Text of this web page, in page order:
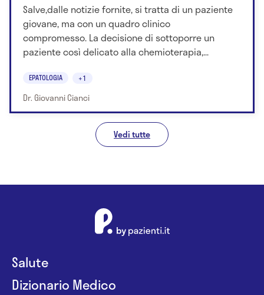
Salve,dalle notizie fornite, si tratta di un paziente
giovane, ma con un quadro clinico
compromesso. La decisione di sottoporre un
paziente così delicato alla chemioterapia,...
EPATOLOGIA +1
Dr. Giovanni Cianci
Vedi tutte
Salute
Dizionario Medico